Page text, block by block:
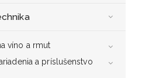
víno a rmut
a príslušenstvo